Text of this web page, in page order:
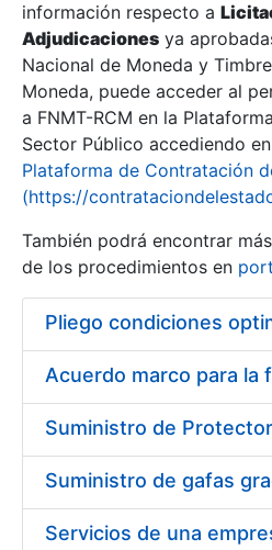
Show/Hide
Show/Hide
información respecto a
Adjudicaciones ya
Nacional de Moneda y
Moneda, puede acceder al
a FNMT-RCM en la
Sector Público accediendo
Plataforma de Contratación
(https://
También podrá encontrar
de los procedimientos en